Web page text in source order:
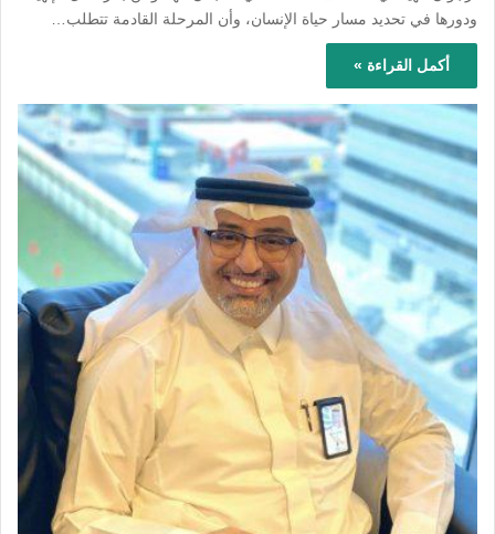
ودورها في تحديد مسار حياة الإنسان، وأن المرحلة القادمة تتطلب…
أكمل القراءة »